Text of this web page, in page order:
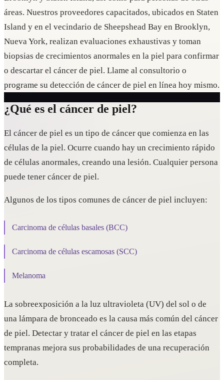
áreas. Nuestros proveedores capacitados, ubicados en Staten
Island y en el vecindario de Sheepshead Bay en Brooklyn,
Nueva York, realizan evaluaciones exhaustivas y toman
biopsias de crecimientos anormales en la piel para confirmar
o descartar el cáncer de piel. Llame al consultorio o
programe su detección de cáncer de piel en línea hoy mismo.
¿Qué es el cáncer de piel?
El cáncer de piel es un tipo de cáncer que comienza en las
células de la piel. Ocurre cuando hay un crecimiento rápido
de células anormales, creando una lesión. Cualquier persona
puede tener cáncer de piel.
Algunos de los tipos comunes de cáncer de piel incluyen:
Carcinoma de células basales (BCC)
Carcinoma de células escamosas (SCC)
Melanoma
La sobreexposición a la luz ultravioleta (UV) del sol o de
una lámpara de bronceado es la causa más común del cáncer
de piel. Detectar y tratar el cáncer de piel en las etapas
tempranas mejora sus probabilidades de una recuperación
completa.